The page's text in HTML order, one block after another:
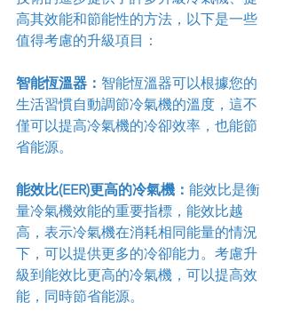
高其效能和節能性的方法，以下是一些
值得考慮的升級項目：
智能恆溫器： 智能恆溫器可以根據您的
生活習慣自動調節冷氣機的溫度，這不
僅可以提高冷氣機的冷卻效率，也能節
省能源。
能效比(EER)更高的冷氣機： 能效比是衡
量冷氣機效能的重要指標，能效比越
高，表示冷氣機在消耗相同能量的情況
下，可以提供更多的冷卻能力。考慮升
級到能效比更高的冷氣機，可以提高效
能，同時節省能源。